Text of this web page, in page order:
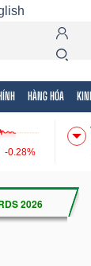
HÀNG HÓA
-0.28%
khoán